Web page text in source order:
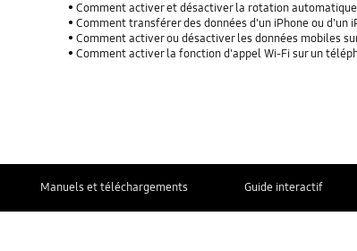
Comment activer et désactiver la rotation
Comment transférer des données d'un iPhone ou d'un
Comment activer ou désactiver les données mobiles
Comment activer la fonction d'appel Wi-Fi sur un
Manuels et téléchargements Guide interactif